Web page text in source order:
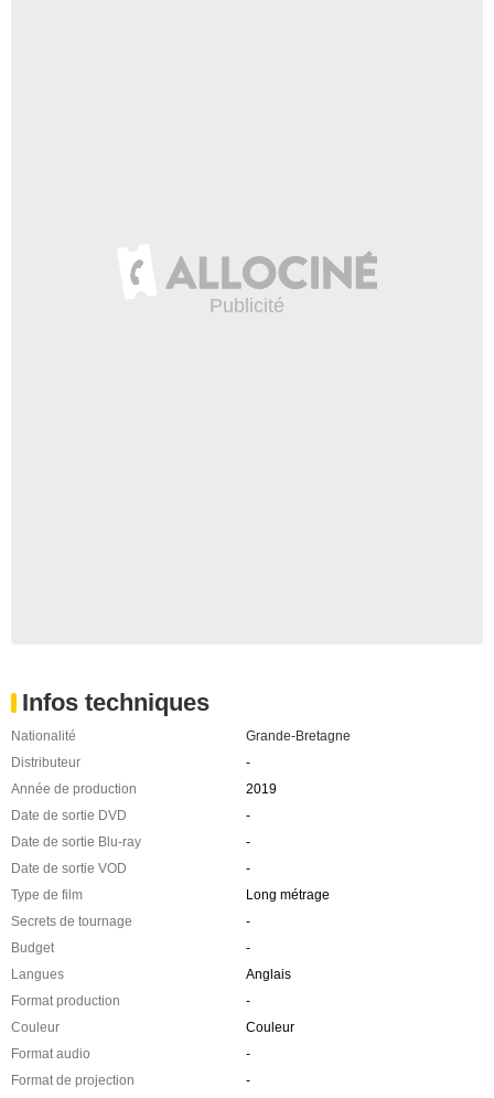
Infos techniques
Nationalité
Grande-Bretagne
Distributeur
-
Année de production
2019
Date de sortie DVD
-
Date de sortie Blu-ray
-
Date de sortie VOD
-
Type de film
Long métrage
Secrets de tournage
-
Budget
-
Langues
Anglais
Format production
-
Couleur
Couleur
Format audio
-
Format de projection
-